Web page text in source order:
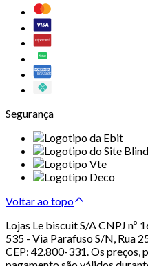
Segurança
Voltar ao topo
Lojas Le biscuit S/A CNPJ
535 - Via Parafuso S/N, Rua
CEP: 42.800-331. Os preços,